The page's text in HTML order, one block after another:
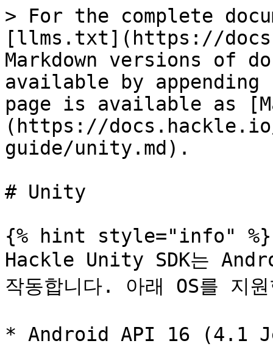
> For the complete
[llms.txt](https://
Markdown versions of
available by
page is available as
(https://
guide/unity.md).
# Unity
{% hint style="info" %}
Hackle Unity SDK는
작동합니다. 아래 OS를 지
* Android API 16 (4.1